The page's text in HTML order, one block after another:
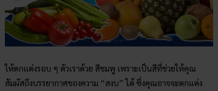
ให้ตกแต่งรอบ ๆ ตัวเราด้วย สีชมพู เพราะเป็นสีที่ช่วยให้คุณ
สัมผัสถึงบรรยากาศของความ “สงบ” ได้ ซึ่งคุณอาจจะตกแต่ง